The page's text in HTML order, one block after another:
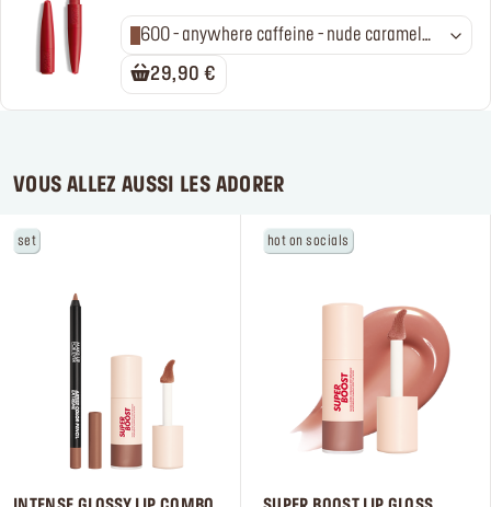
tenue
600 - anywhere caffeine - nude caramel
chaud - mat
29,90 €
VOUS ALLEZ AUSSI LES ADORER
set hot on socials